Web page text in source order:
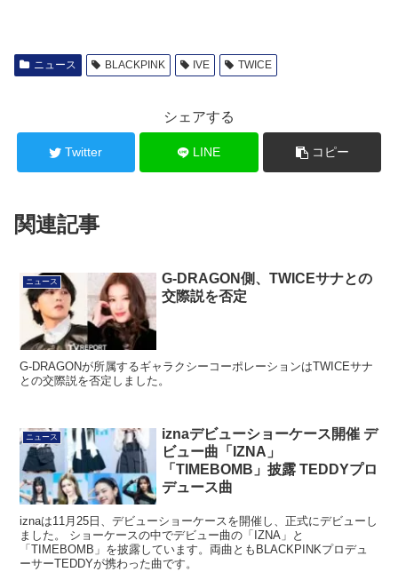
ニュース BLACKPINK IVE TWICE
シェアする
Twitter LINE コピー
関連記事
ニュース
G-DRAGON側、TWICEサナとの
交際説を否定
G-DRAGONが所属するギャラクシーコーポレーションはTWICEサナ
との交際説を否定しました。
ニュース
iznaデビューショーケース開催 デ
ビュー曲「IZNA」
「TIMEBOMB」披露 TEDDYプロ
デュース曲
iznaは11月25日、デビューショーケースを開催し、正式にデビューし
ました。 ショーケースの中でデビュー曲の「IZNA」と
「TIMEBOMB」を披露しています。両曲ともBLACKPINKプロデュ
ーサーTEDDYが携わった曲です。